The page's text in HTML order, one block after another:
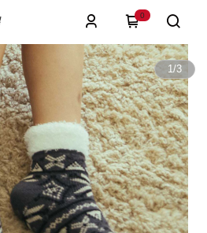
0
1/3